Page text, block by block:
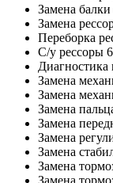
Замена
Замена
Переборка
С/у рессоры
Диагностика
Замена
Замена
Замена
Замена
Замена
Замена
Замена